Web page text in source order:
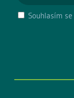
Souhlasím se